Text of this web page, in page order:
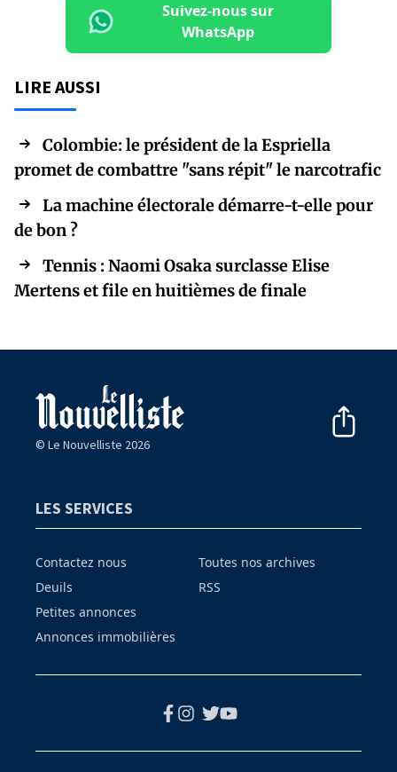
Suivez-nous sur
WhatsApp
LIRE AUSSI
Colombie: le président de la Espriella
promet de combattre "sans répit" le narcotrafic
La machine électorale démarre-t-elle pour
de bon ?
Tennis : Naomi Osaka surclasse Elise
Mertens et file en huitièmes de finale
© Le Nouvelliste 2026
LES SERVICES
Contactez nous
Deuils
Petites annonces
Annonces immobilières
Toutes nos archives
RSS